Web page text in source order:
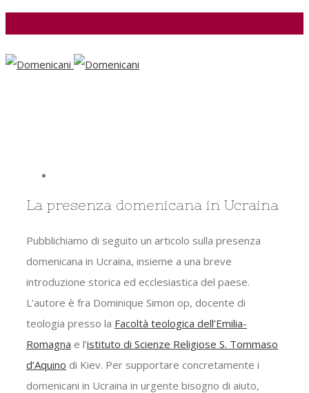
La presenza domenicana in Ucraina
Pubblichiamo di seguito un articolo sulla presenza
domenicana in Ucraina, insieme a una breve
introduzione storica ed ecclesiastica del paese.
L’autore è fra Dominique Simon op, docente di
teologia presso la Facoltà teologica dell’Emilia-
Romagna e l’istituto di Scienze Religiose S. Tommaso
d’Aquino di Kiev. Per supportare concretamente i
domenicani in Ucraina in urgente bisogno di aiuto,